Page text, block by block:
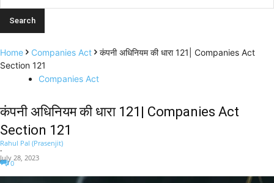
Home Companies Act
कंपनी अधिनियम की धारा 121| Companies Act
Section 121
Companies Act
कंपनी अधिनियम की धारा 121| Companies Act
Section 121
Rahul Pal (Prasenjit)
-
July 28, 2023
0